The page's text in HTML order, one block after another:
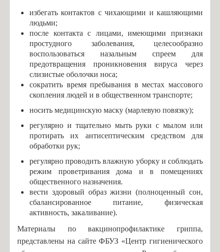
Новости
16 мая ушла из жизни Ида Филипповна Горелик
Техника безопасности летом
Пакет мер социальной поддержки жителей Псковской
области
Всероссийская акция #ОКНА_ПОБЕДЫ 2020
Большая перемена
График организационных собраний с обучающимися и/или
родителями обучающихся
Всероссийские проверочные работы (ВПР)
Техника безопасности ПДД
Список Первоклассников 2021-2022
Расписание звонков на 2021-2022 уч.год
Информация для родителей о приеме в первый класс на
2025-2026 учебный год
Информация для родителей о приеме в 10 класс на 2025-
избегать контактов с чихающими и кашляющими
людьми;
после контакта с лицами, имеющими признаки
простудного заболевания, целесообразно
воспользоваться назальным спреем для
предотвращения проникновения вируса через
слизистые оболочки носа;
сократить время пребывания в местах массового
скопления людей и в общественном транспорте;
носить медицинскую маску (марлевую повязку);
регулярно и тщательно мыть руки с мылом или
протирать их антисептическим средством для
обработки рук;
регулярно проводить влажную уборку и соблюдать
режим проветривания дома и в помещениях
общественного назначения.
вести здоровый образ жизни (полноценный сон,
сбалансированное питание, физическая
активность, закаливание).
Материалы по вакцинопрофилактике гриппа,
представлены на сайте ФБУЗ «Центр гигиенического